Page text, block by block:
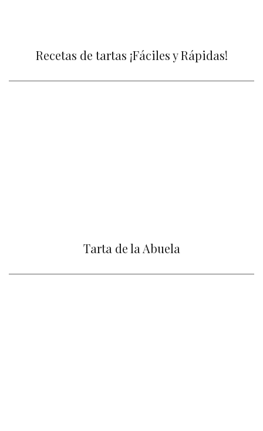
Recetas de tartas ¡Fáciles y Rápidas!
Tarta de la Abuela